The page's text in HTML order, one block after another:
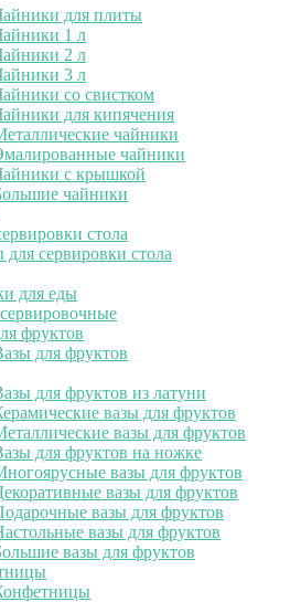
для плиты
1 л
2 л
3 л
со свистком
для кипячения
чайники
чайники
с крышкой
чайники
стола
для сервировки стола
для еды
фруктов
для фруктов
для фруктов из латуни
вазы для фруктов
вазы для фруктов
для фруктов на ножке
вазы для фруктов
вазы для фруктов
вазы для фруктов
вазы для фруктов
вазы для фруктов